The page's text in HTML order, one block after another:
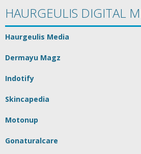
HAURGEULIS DIGITAL
Haurgeulis Media
Dermayu Magz
Indotify
Skincapedia
Motonup
Gonaturalcare